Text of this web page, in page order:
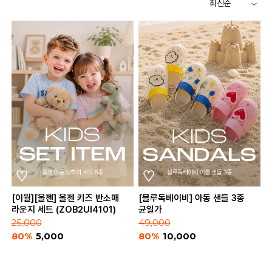
[이월][올젠] 올젠 키즈 반소매
라운지 세트 (ZOB2UI4101)
25,000
80% 5,000
[블루독베이비] 아동 샌들 3종
균일가
49,000
80% 10,000